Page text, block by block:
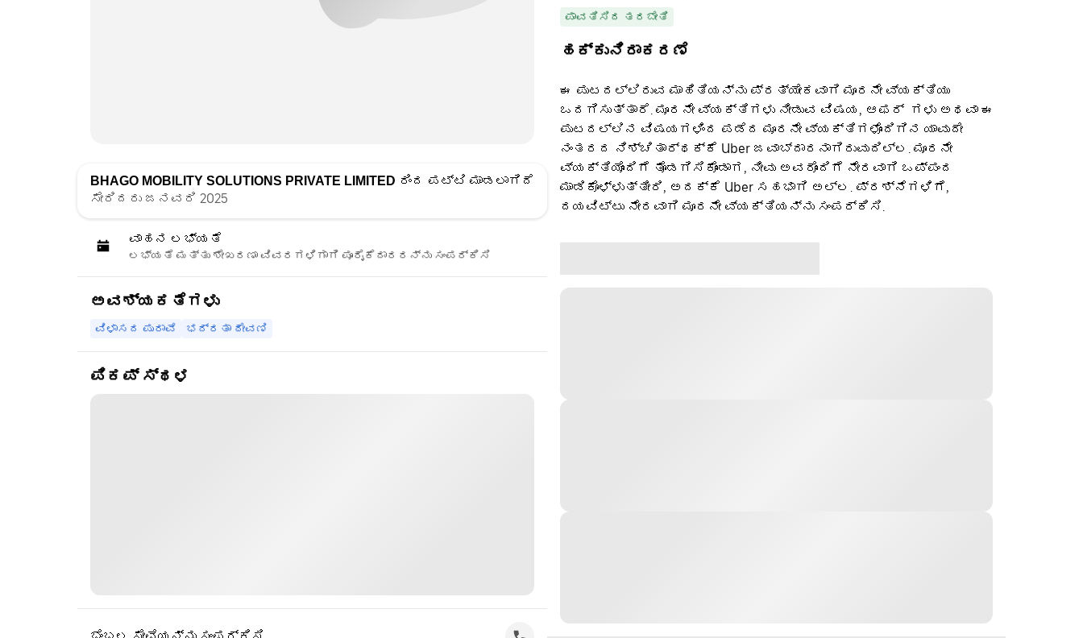
BHAGO MOBILITY SOLUTIONS PRIVATE LIMITED ರಿಂದ ಪಟ್ಟಿ ಮಾಡಲಾಗಿದೆ
ಸೇರಿದರು ಜನವರಿ 2025
ವಾಹನ ಲಭ್ಯತೆ
ಲಭ್ಯತೆ ಮತ್ತು ಶೇಖರಣಾ ವಿವರಗಳಿಗಾಗಿ ಪೂರೈಕೆದಾರರನ್ನು ಸಂಪರ್ಕಿಸಿ
ಅವಶ್ಯಕತೆಗಳು
ವಿಳಾಸದ ಪುರಾವೆ ಭದ್ರತಾ ಠೇವಣಿ
ಪಿಕಪ್ ಸ್ಥಳ
ಪಾವತಿಸಿದ ತರಬೇತಿ
ಹಕ್ಕುನಿರಾಕರಣೆ
ಈ ಪುಟದಲ್ಲಿರುವ ಮಾಹಿತಿಯನ್ನು ಪ್ರತ್ಯೇಕವಾಗಿ ಮೂರನೇ ವ್ಯಕ್ತಿಯು
ಒದಗಿಸುತ್ತಾರೆ. ಮೂರನೇ ವ್ಯಕ್ತಿಗಳು ನೀಡುವ ವಿಷಯ, ಆಫರ್ ‌ ಗಳು ಅಥವಾ ಈ
ಪುಟದಲ್ಲಿನ ವಿಷಯಗಳಿಂದ ಪಡೆದ ಮೂರನೇ ವ್ಯಕ್ತಿಗಳೊಂದಿಗಿನ ಯಾವುದೇ
ನಂತರದ ನಿಶ್ಚಿತಾರ್ಥಕ್ಕೆ Uber ಜವಾಬ್ದಾರನಾಗಿರುವುದಿಲ್ಲ. ಮೂರನೇ
ವ್ಯಕ್ತಿಯೊಂದಿಗೆ ತೊಡಗಿಸಿಕೊಂಡಾಗ, ನೀವು ಅವರೊಂದಿಗೆ ನೇರವಾಗಿ ಒಪ್ಪಂದ
ಮಾಡಿಕೊಳ್ಳುತ್ತೀರಿ, ಅದಕ್ಕೆ Uber ಸಹಭಾಗಿ ಅಲ್ಲ. ಪ್ರಶ್ನೆಗಳಿಗೆ,
ದಯವಿಟ್ಟು ನೇರವಾಗಿ ಮೂರನೇ ವ್ಯಕ್ತಿಯನ್ನು ಸಂಪರ್ಕಿಸಿ.